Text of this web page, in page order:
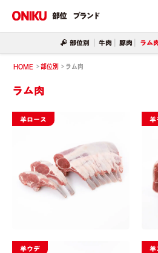
部位 ブランド
部位別 牛肉 豚肉 ラム
HOME 部位別 ラム肉
ラム肉
羊ロース 羊
羊ウデ 羊